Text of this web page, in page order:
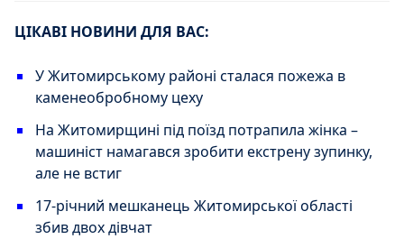
ЦІКАВІ НОВИНИ ДЛЯ ВАС:
У Житомирському районі сталася пожежа в
каменеобробному цеху
На Житомирщині під поїзд потрапила жінка –
машиніст намагався зробити екстрену зупинку,
але не встиг
17-річний мешканець Житомирської області
збив двох дівчат